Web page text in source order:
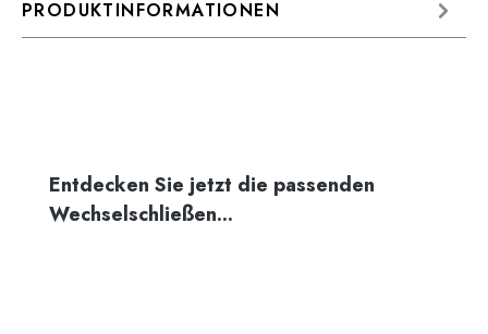
PRODUKTINFORMATIONEN
Produktgalerie überspringen
Entdecken Sie jetzt die passenden
Wechselschließen...